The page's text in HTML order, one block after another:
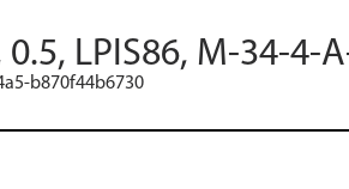
LPIS86, M-34-4-
b870f44b6730